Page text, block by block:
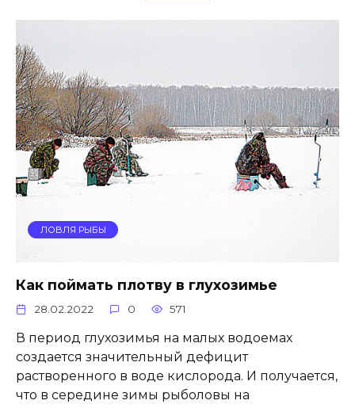
ЛОВЛЯ РЫБЫ
Как поймать плотву в глухозимье
28.02.2022 0 571
В период глухозимья на малых водоемах
создается значительный дефицит
растворенного в воде кислорода. И получается,
что в середине зимы рыболовы на